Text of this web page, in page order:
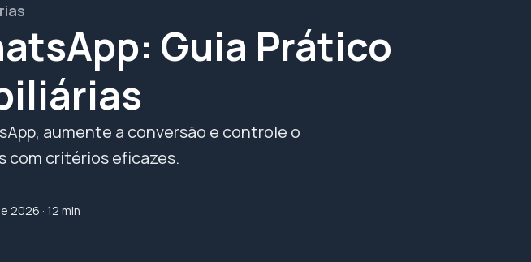
Guia Prático
aumente a conversão e controle o
com critérios eficazes.
2026 · 12 min